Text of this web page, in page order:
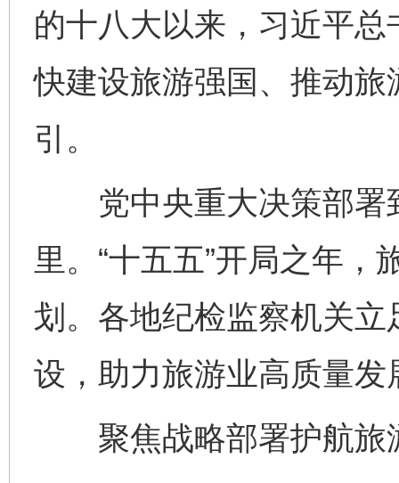
的十八大以来，习近平
快建设旅游强国、推动
引。
党中央重大决策部署
里。“十五五”开局之年
划。各地纪检监察机关
设，助力旅游业高质量发
聚焦战略部署护航旅